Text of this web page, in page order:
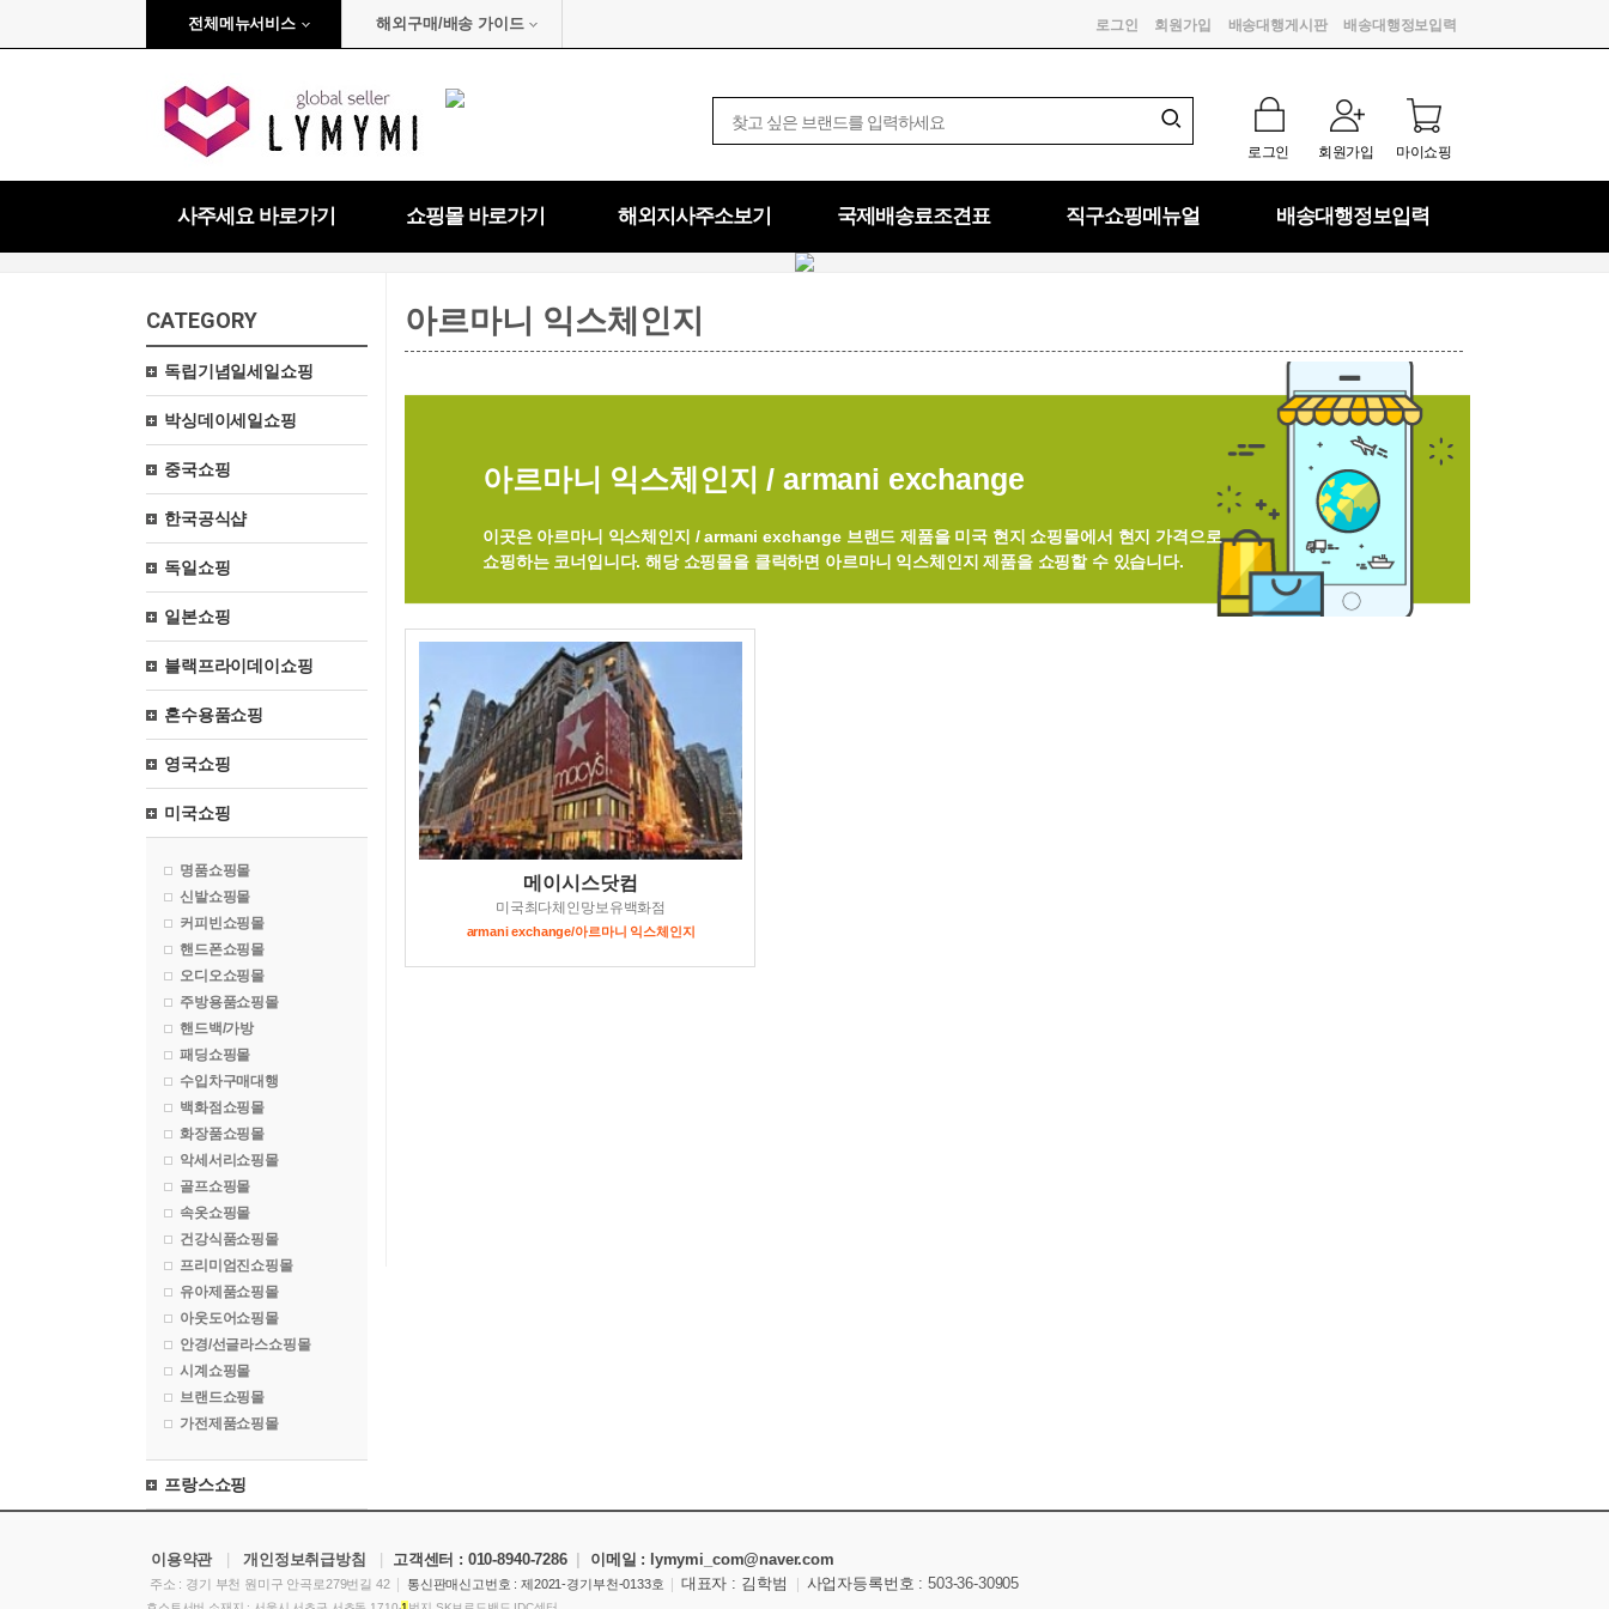
전체메뉴서비스 해외구매/배송 가이드 로그인 회원가입 배송대행게시판 배송대행정보입력
로그인 회원가입 마이쇼핑
사주세요 바로가기 쇼핑몰 바로가기 해외지사주소보기 국제배송료조견표 직구쇼핑메뉴얼 배송대행정보입력
CATEGORY
독립기념일세일쇼핑
박싱데이세일쇼핑
중국쇼핑
한국공식샵
독일쇼핑
일본쇼핑
블랙프라이데이쇼핑
혼수용품쇼핑
영국쇼핑
미국쇼핑
명품쇼핑몰
신발쇼핑몰
커피빈쇼핑몰
핸드폰쇼핑몰
오디오쇼핑몰
주방용품쇼핑몰
핸드백/가방
패딩쇼핑몰
수입차구매대행
백화점쇼핑몰
화장품쇼핑몰
악세서리쇼핑몰
골프쇼핑몰
속옷쇼핑몰
건강식품쇼핑몰
프리미엄진쇼핑몰
유아제품쇼핑몰
아웃도어쇼핑몰
안경/선글라스쇼핑몰
시계쇼핑몰
브랜드쇼핑몰
가전제품쇼핑몰
프랑스쇼핑
아르마니 익스체인지
아르마니 익스체인지 / armani exchange
이곳은 아르마니 익스체인지 / armani exchange 브랜드 제품을 미국 현지 쇼핑몰에서 현지 가격으로
쇼핑하는 코너입니다. 해당 쇼핑몰을 클릭하면 아르마니 익스체인지 제품을 쇼핑할 수 있습니다.
메이시스닷컴
미국최다체인망보유백화점
armani exchange/아르마니 익스체인지
이용약관 |개인정보취급방침 고객센터 : 010-8940-7286 이메일 : lymymi_com@naver.com
주소 : 경기 부천 원미구 안곡로279번길 42 | 통신판매신고번호 : 제2021-경기부천-0133호 | 대표자 : 김학범 | 사업자등록번호 : 503-36-30905